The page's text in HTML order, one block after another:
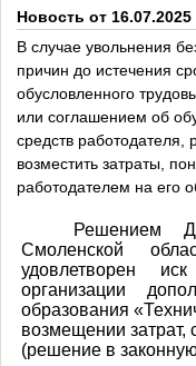
Новость от 16.07.2025
В случае увольнения
причин до истечения
обусловленного
или соглашением об
средств работодателя,
возместить затраты,
работодателем на его
Решением
Смоленской
удовлетворен
организации
образования
возмещении затрат,
(решение в